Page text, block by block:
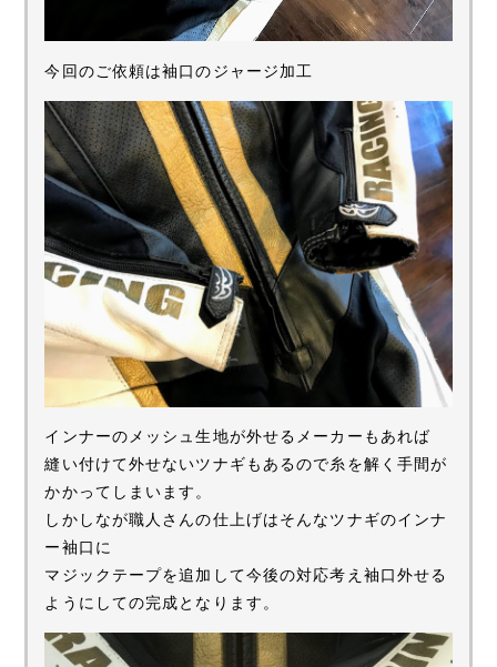
今回のご依頼は袖口のジャージ加工
インナーのメッシュ生地が外せるメーカーもあれば
縫い付けて外せないツナギもあるので糸を解く手間が
かかってしまいます。
しかしなが職人さんの仕上げはそんなツナギのインナ
ー袖口に
マジックテープを追加して今後の対応考え袖口外せる
ようにしての完成となります。